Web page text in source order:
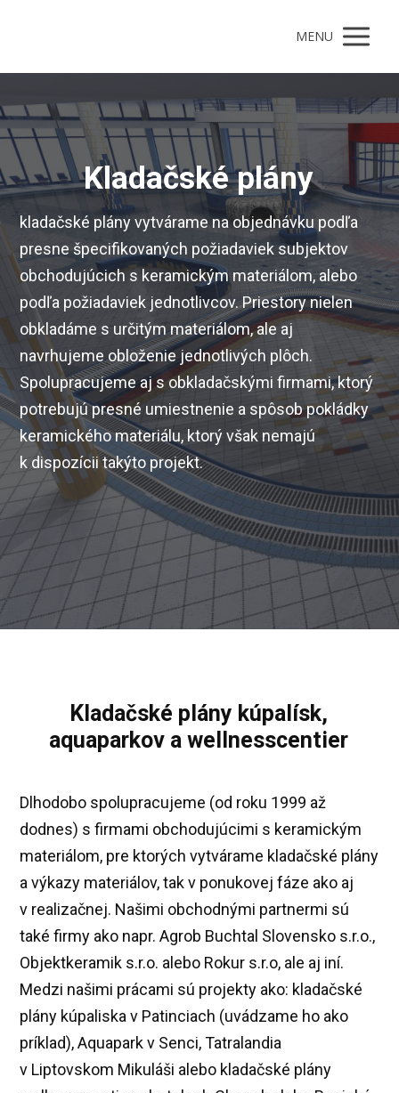
MENU
Kladačské plány
kladačské plány vytvárame na objednávku podľa
presne špecifikovaných požiadaviek subjektov
obchodujúcich s keramickým materiálom, alebo
podľa požiadaviek jednotlivcov. Priestory nielen
obkladáme s určitým materiálom, ale aj
navrhujeme obloženie jednotlivých plôch.
Spolupracujeme aj s obkladačskými firmami, ktorý
potrebujú presné umiestnenie a spôsob pokládky
keramického materiálu, ktorý však nemajú
k dispozícii takýto projekt.
Kladačské plány kúpalísk,
aquaparkov a wellnesscentier
Dlhodobo spolupracujeme (od roku 1999 až
dodnes) s firmami obchodujúcimi s keramickým
materiálom, pre ktorých vytvárame kladačské plány
a výkazy materiálov, tak v ponukovej fáze ako aj
v realizačnej. Našimi obchodnými partnermi sú
také firmy ako napr. Agrob Buchtal Slovensko s.r.o.,
Objektkeramik s.r.o. alebo Rokur s.r.o, ale aj iní.
Medzi našimi prácami sú projekty ako: kladačské
plány kúpaliska v Patinciach (uvádzame ho ako
príklad), Aquapark v Senci, Tatralandia
v Liptovskom Mikuláši alebo kladačské plány